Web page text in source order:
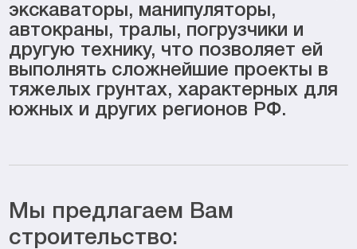
экскаваторы, манипуляторы,
автокраны, тралы, погрузчики и
другую технику, что позволяет ей
выполнять сложнейшие проекты в
тяжелых грунтах, характерных для
южных и других регионов РФ.
Мы предлагаем Вам
строительство: